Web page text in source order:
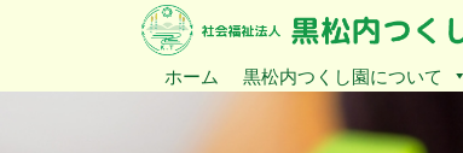
ホーム
黒松内つくし園について